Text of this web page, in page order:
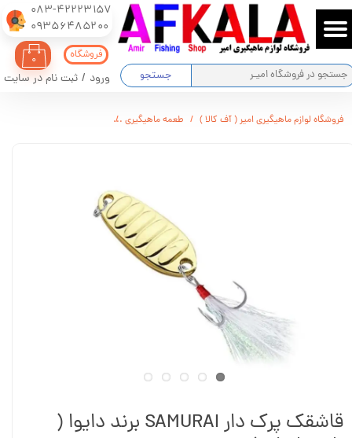
083-42223157
​​​​​​​09356485200
جستجو
۰
ورود / ثبت نام در سایت
حساب کاربری من
تغییر گذر واژه
فروشگاه
فروشگاه لوازم ماهیگیری امیر ( آف کالا ) طعمه ماهیگیری
قاشقک پرک دار SAMURAI برند دایوا (